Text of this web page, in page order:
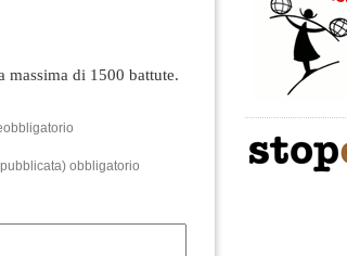
massima di 1500 battute.
obbligatorio